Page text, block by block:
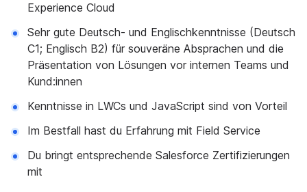
Experience Cloud
Sehr gute Deutsch- und Englischkenntnisse (Deutsch
C1; Englisch B2) für souveräne Absprachen und die
Präsentation von Lösungen vor internen Teams und
Kund:innen
Kenntnisse in LWCs und JavaScript sind von Vorteil
Im Bestfall hast du Erfahrung mit Field Service
Du bringt entsprechende Salesforce Zertifizierungen
mit